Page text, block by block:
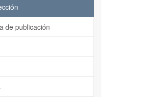
de publicación